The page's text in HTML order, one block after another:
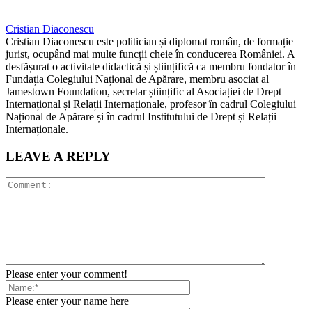
Cristian Diaconescu
Cristian Diaconescu este politician și diplomat român, de formație
jurist, ocupând mai multe funcții cheie în conducerea României. A
desfășurat o activitate didactică și științifică ca membru fondator în
Fundația Colegiului Național de Apărare, membru asociat al
Jamestown Foundation, secretar științific al Asociației de Drept
Internațional și Relații Internaționale, profesor în cadrul Colegiului
Național de Apărare și în cadrul Institutului de Drept și Relații
Internaționale.
LEAVE A REPLY
Please enter your comment!
Please enter your name here